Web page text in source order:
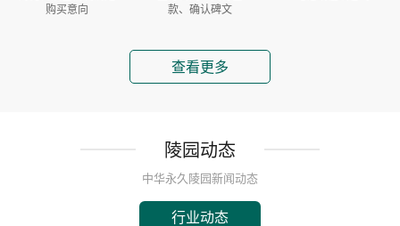
购买意向
款、确认碑文
查看更多
陵园动态
中华永久陵园新闻动态
行业动态